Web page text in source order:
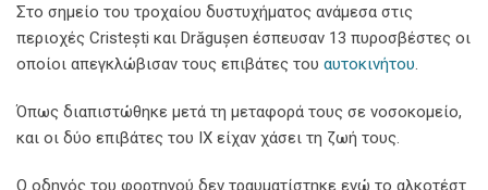
Στο σημείο του τροχαίου δυστυχήματος ανάμεσα στις
περιοχές Cristești και Drăgușen έσπευσαν 13 πυροσβέστες οι
οποίοι απεγκλώβισαν τους επιβάτες του αυτοκινήτου
Όπως διαπιστώθηκε μετά τη μεταφορά τους σε νοσοκομείο,
και οι δύο επιβάτες του ΙΧ είχαν χάσει τη ζωή τους.
Ο οδηγός του φορτηγού δεν τραυματίστηκε ενώ το αλκοτέστ